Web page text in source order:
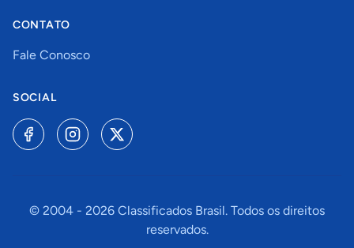
CONTATO
Fale Conosco
SOCIAL
© 2004 - 2026 Classificados Brasil. Todos os direitos
reservados.